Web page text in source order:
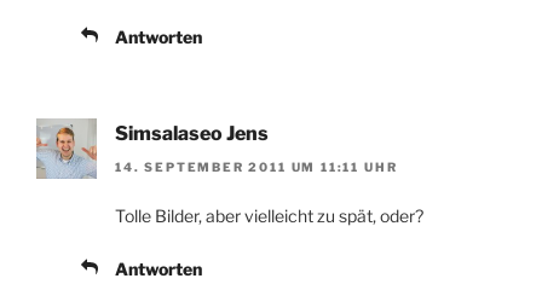
Antworten
Simsalaseo Jens
14. SEPTEMBER 2011 UM 11:11 UHR
Tolle Bilder, aber vielleicht zu spät, oder?
Antworten